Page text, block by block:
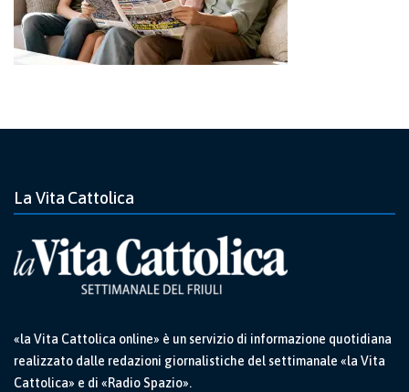
La Vita Cattolica
«la Vita Cattolica online» è un servizio di informazione quotidiana
realizzato dalle redazioni giornalistiche del settimanale «la Vita
Cattolica» e di «Radio Spazio».